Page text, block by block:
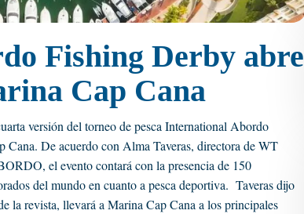
Fishing Derby abre
Cap Cana
versión del torneo de pesca International Abordo
De acuerdo con Alma Taveras, directora de WT
el evento contará con la presencia de 150
del mundo en cuanto a pesca deportiva. Taveras dijo
la revista, llevará a Marina Cap Cana a los principales